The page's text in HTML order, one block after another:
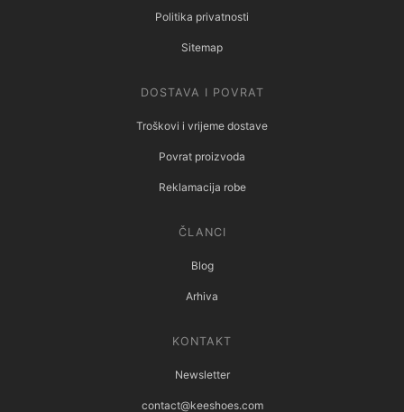
Politika privatnosti
Sitemap
DOSTAVA I POVRAT
Troškovi i vrijeme dostave
Povrat proizvoda
Reklamacija robe
ČLANCI
Blog
Arhiva
KONTAKT
Newsletter
contact@keeshoes.com